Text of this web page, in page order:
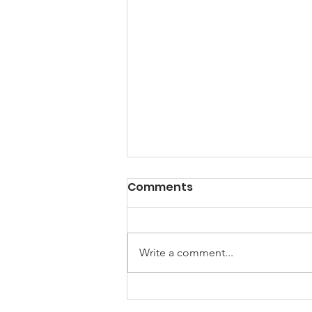
Namenite 1% vaše
Comments
Write a comment...